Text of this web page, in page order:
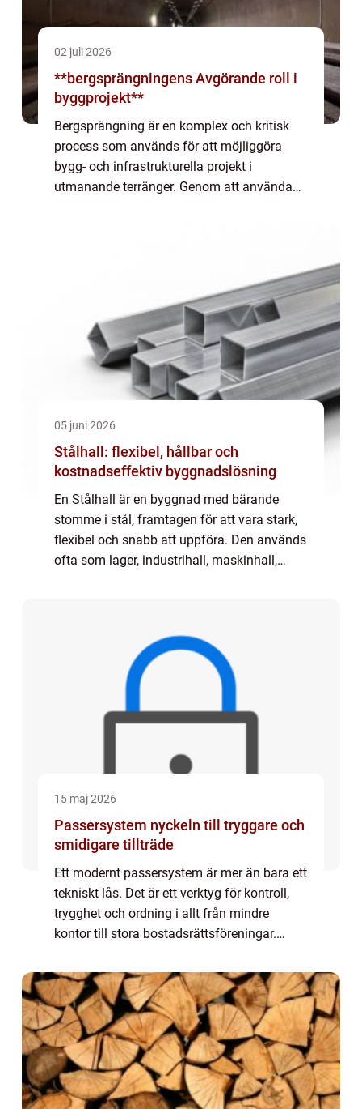
02 juli 2026
**bergsprängningens Avgörande roll i
byggprojekt**
Bergsprängning är en komplex och kritisk
process som används för att möjliggöra
bygg- och infrastrukturella projekt i
utmanande terränger. Genom att använda
05 juni 2026
Stålhall: flexibel, hållbar och
kostnadseffektiv byggnadslösning
En Stålhall är en byggnad med bärande
stomme i stål, framtagen för att vara stark,
flexibel och snabb att uppföra. Den används
ofta som lager, industrihall, maskinhall,
15 maj 2026
Passersystem nyckeln till tryggare och
smidigare tillträde
Ett modernt passersystem är mer än bara ett
tekniskt lås. Det är ett verktyg för kontroll,
trygghet och ordning i allt från mindre
kontor till stora bostadsrättsföreningar.
brickor, koder eller digitala ide...